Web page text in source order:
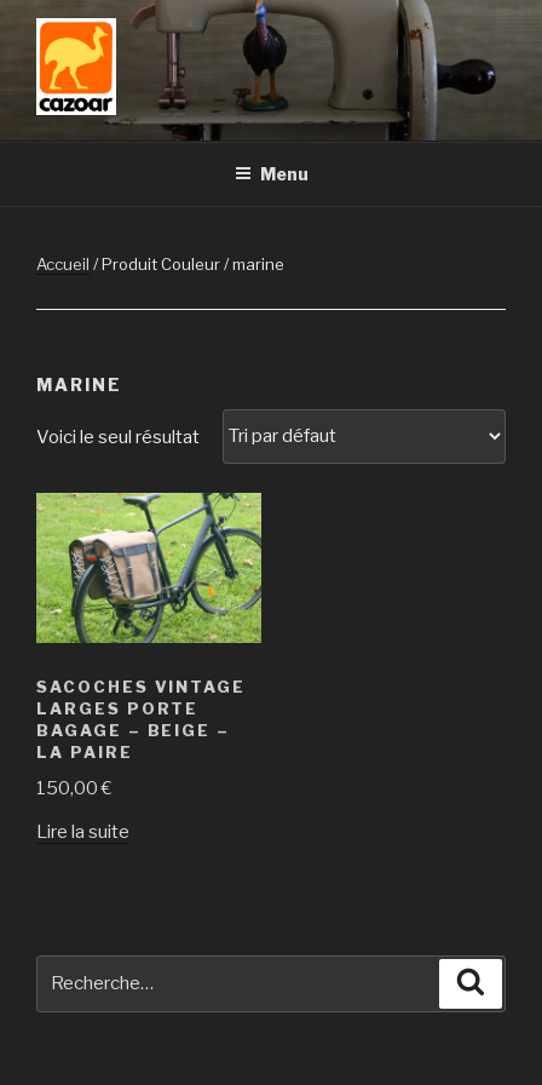
contenu
principal
Menu
Accueil / Produit Couleur / marine
MARINE
Voici le seul résultat
SACOCHES VINTAGE
LARGES PORTE
BAGAGE – BEIGE –
LA PAIRE
150,00€
Lire la suite